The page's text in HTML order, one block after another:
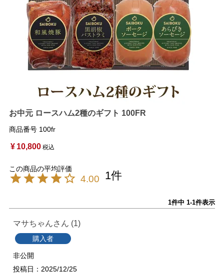
お中元 ロースハム2種のギフト 100FR
商品番号 100fr
¥ 10,800 税込
4.00 1
1件中 1-1件表示
マサちゃん 1
購入者
非公開
投稿日
2025/12/25